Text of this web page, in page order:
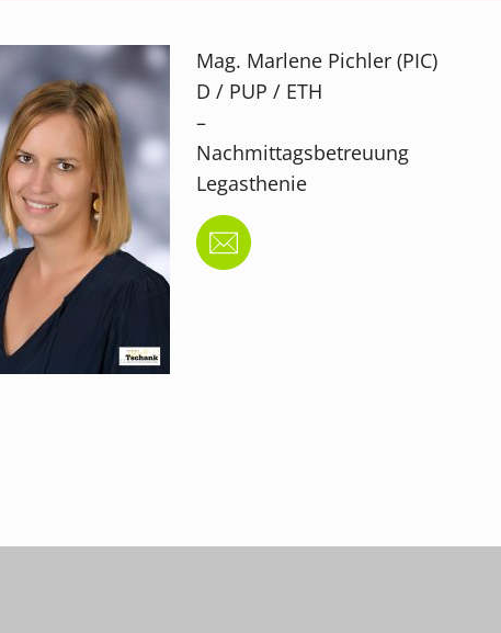
Mag. Marlene Pichler (PIC)
D / PUP / ETH
–
Nachmittagsbetreuung
Legasthenie